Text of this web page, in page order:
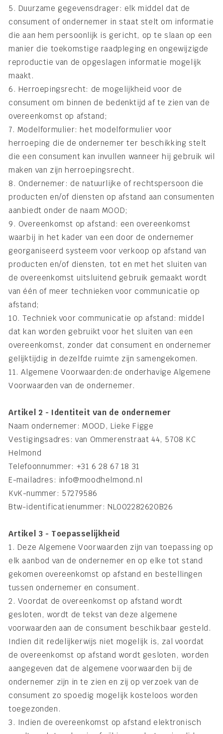
5. Duurzame gegevensdrager: elk middel dat de
consument of ondernemer in staat stelt om informatie
die aan hem persoonlijk is gericht, op te slaan op een
manier die toekomstige raadpleging en ongewijzigde
reproductie van de opgeslagen informatie mogelijk
maakt.
6. Herroepingsrecht: de mogelijkheid voor de
consument om binnen de bedenktijd af te zien van de
overeenkomst op afstand;
7. Modelformulier: het modelformulier voor
herroeping die de ondernemer ter beschikking stelt
die een consument kan invullen wanneer hij gebruik wil
maken van zijn herroepingsrecht.
8. Ondernemer: de natuurlijke of rechtspersoon die
producten en/of diensten op afstand aan consumenten
aanbiedt onder de naam MOOD;
9. Overeenkomst op afstand: een overeenkomst
waarbij in het kader van een door de ondernemer
georganiseerd systeem voor verkoop op afstand van
producten en/of diensten, tot en met het sluiten van
de overeenkomst uitsluitend gebruik gemaakt wordt
van één of meer technieken voor communicatie op
afstand;
10. Techniek voor communicatie op afstand: middel
dat kan worden gebruikt voor het sluiten van een
overeenkomst, zonder dat consument en ondernemer
gelijktijdig in dezelfde ruimte zijn samengekomen.
11. Algemene Voorwaarden:de onderhavige Algemene
Voorwaarden van de ondernemer.
Artikel 2 - Identiteit van de ondernemer
Naam ondernemer: MOOD, Lieke Figge
Vestigingsadres: van Ommerenstraat 44, 5708 KC
Helmond
Telefoonnummer: +31 6 28 67 18 31
E-mailadres: info@moodhelmond.nl
KvK-nummer: 57279586
Btw-identificatienummer: NL002282620B26
Artikel 3 - Toepasselijkheid
1. Deze Algemene Voorwaarden zijn van toepassing op
elk aanbod van de ondernemer en op elke tot stand
gekomen overeenkomst op afstand en bestellingen
tussen ondernemer en consument.
2. Voordat de overeenkomst op afstand wordt
gesloten, wordt de tekst van deze algemene
voorwaarden aan de consument beschikbaar gesteld.
Indien dit redelijkerwijs niet mogelijk is, zal voordat
de overeenkomst op afstand wordt gesloten, worden
aangegeven dat de algemene voorwaarden bij de
ondernemer zijn in te zien en zij op verzoek van de
consument zo spoedig mogelijk kosteloos worden
toegezonden.
3. Indien de overeenkomst op afstand elektronisch